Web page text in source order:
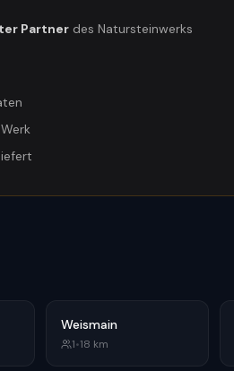
Partner des Natursteinwerks
Weismain
1•18 km